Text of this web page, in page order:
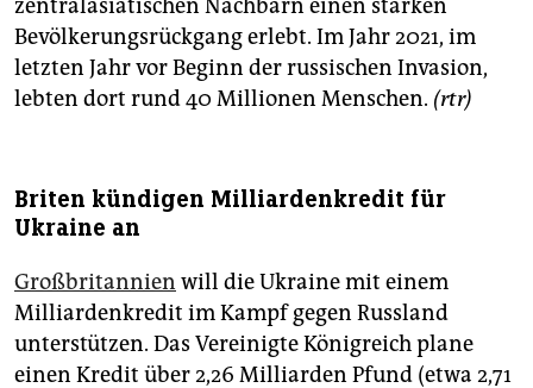
zentralasiatischen Nachbarn einen starken
Bevölkerungsrückgang erlebt. Im Jahr 2021, im
letzten Jahr vor Beginn der russischen Invasion,
lebten dort rund 40 Millionen Menschen. (rtr)
Briten kündigen Milliardenkredit für
Ukraine an
Großbritannien will die Ukraine mit einem
Milliardenkredit im Kampf gegen Russland
unterstützen. Das Vereinigte Königreich plane
einen Kredit über 2,26 Milliarden Pfund (etwa 2,71